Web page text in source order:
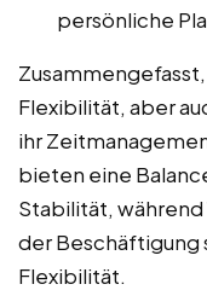
persönliche
Flexibilität, aber
ihr
bieten eine
Stabilität,
der Beschäftigung
Flexibilität.